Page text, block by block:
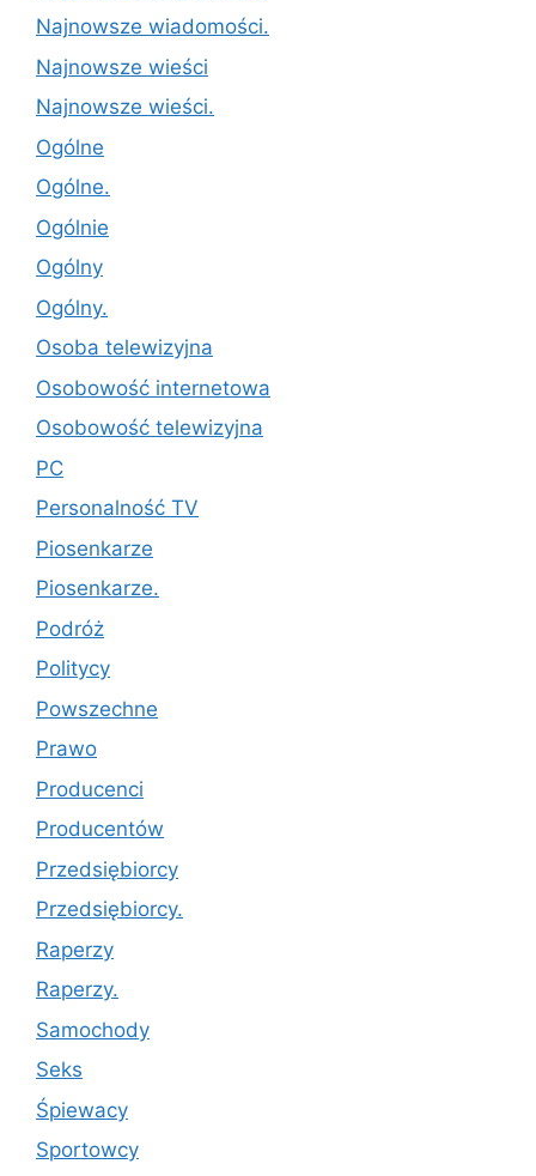
Najnowsze wiadomości.
Najnowsze wieści
Najnowsze wieści.
Ogólne
Ogólne.
Ogólnie
Ogólny
Ogólny.
Osoba telewizyjna
Osobowość internetowa
Osobowość telewizyjna
PC
Personalność TV
Piosenkarze
Piosenkarze.
Podróż
Politycy
Powszechne
Prawo
Producenci
Producentów
Przedsiębiorcy
Przedsiębiorcy.
Raperzy
Raperzy.
Samochody
Seks
Śpiewacy
Sportowcy